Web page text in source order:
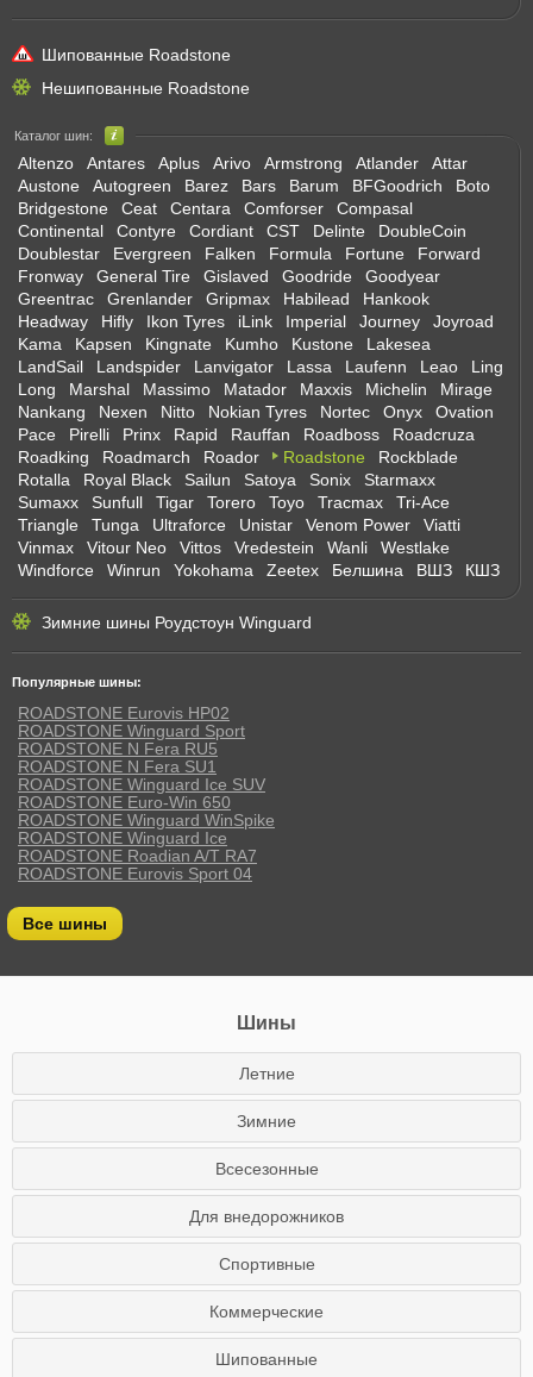
Шипованные Roadstone
Нешипованные Roadstone
Каталог шин:
Altenzo Antares Aplus Arivo Armstrong Atlander
Attar
Austone
Autogreen Barez Bars Barum BFGoodrich
Boto
Bridgestone
Ceat Centara Comforser
Compasal
Continental
Contyre Cordiant CST Delinte
DoubleCoin
Doublestar
Evergreen Falken Formula Fortune
Forward
Fronway
General Tire Gislaved Goodride
Goodyear
Greentrac
Grenlander Gripmax Habilead
Hankook
Headway
Hifly Ikon Tyres iLink Imperial Journey
Joyroad
Kama
Kapsen Kingnate Kumho Kustone
Lakesea
LandSail
Landspider Lanvigator Lassa Laufenn Leao
Ling
Long
Marshal Massimo Matador Maxxis Michelin
Mirage
Nankang
Nexen Nitto Nokian Tyres Nortec Onyx
Ovation
Pace
Pirelli Prinx Rapid Rauffan Roadboss
Roadcruza
Roadking
Roadmarch Roador Roadstone
Rockblade
Rotalla
Royal Black Sailun Satoya Sonix
Starmaxx
Sumaxx
Sunfull Tigar Torero Toyo Tracmax
Tri-Ace
Triangle
Tunga Ultraforce Unistar Venom Power
Viatti
Vinmax
Vitour Neo Vittos Vredestein Wanli
Westlake
Windforce
Winrun Yokohama Zeetex Белшина ВШЗ КШЗ
Зимние шины Роудстоун Winguard
Популярные шины:
ROADSTONE Eurovis HP02
ROADSTONE Winguard Sport
ROADSTONE N Fera RU5
ROADSTONE N Fera SU1
ROADSTONE Winguard Ice SUV
ROADSTONE Euro-Win 650
ROADSTONE Winguard WinSpike
ROADSTONE Winguard Ice
ROADSTONE Roadian A/T RA7
ROADSTONE Eurovis Sport 04
Все шины
Шины
Летние
Зимние
Всесезонные
Для внедорожников
Спортивные
Коммерческие
Шипованные